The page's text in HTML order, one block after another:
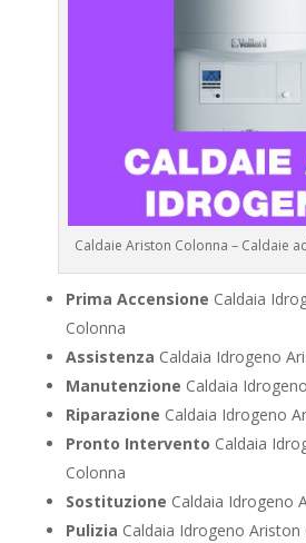
Caldaie Ariston Colonna – Caldaie
Prima Accensione Caldaia
Colonna
Assistenza Caldaia Idrogeno
Manutenzione Caldaia
Riparazione Caldaia Idrogeno
Pronto Intervento Caldaia
Colonna
Sostituzione Caldaia Idrogeno
Pulizia Caldaia Idrogeno Ariston